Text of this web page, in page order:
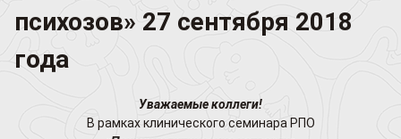
психозов» 27 сентября 2018
года
Уважаемые коллеги!
В рамках клинического семинара РПО